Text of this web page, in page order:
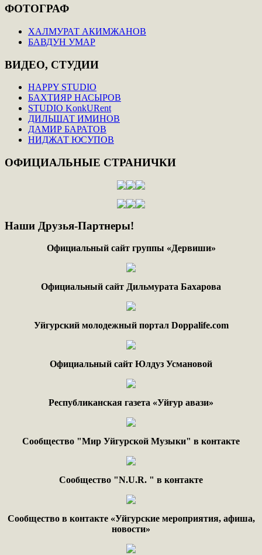
ФОТОГРАФ
ХАЛМУРАТ АКИМЖАНОВ
БАВДУН УМАР
ВИДЕО, СТУДИИ
HAPPY STUDIO
БАХТИЯР НАСЫРОВ
STUDIO KonkURent
ДИЛЬШАТ ИМИНОВ
ДАМИР БАРАТОВ
НИДЖАТ ЮСУПОВ
ОФИЦИАЛЬНЫЕ СТРАНИЧКИ
Наши Друзья-Партнеры!
Официальный сайт группы «Дервиши»
Официальный сайт Дильмурата Бахарова
Уйгурский молодежный портал Doppalife.com
Официальный сайт Юлдуз Усмановой
Республиканская газета «Уйғур авази»
Сообщество "Мир Уйгурской Музыки" в контакте
Сообщество "N.U.R. " в контакте
Сообщество в контакте «Уйгурские мероприятия, афиша,
новости»